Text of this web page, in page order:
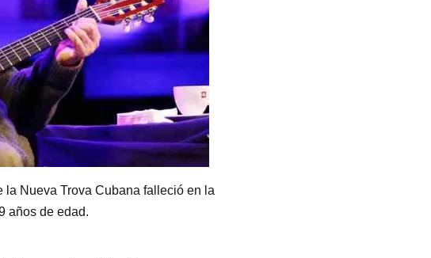
la Nueva Trova Cubana falleció en la
años de edad.